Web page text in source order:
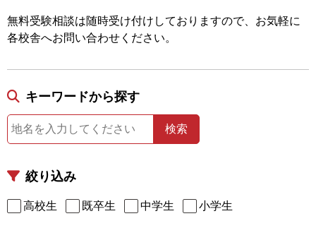
無料受験相談は随時受け付けしておりますので、お気軽に
各校舎へお問い合わせください。
キーワードから探す
検索
絞り込み
高校生 既卒生 中学生 小学生